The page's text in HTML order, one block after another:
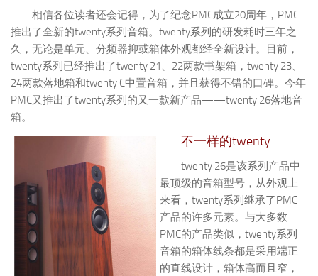
相信各位读者还会记得，为了纪念PMC成立20周年，PMC
推出了全新的twenty系列音箱。twenty系列的研发耗时三年之
久，无论是单元、分频器抑或箱体外观都经全新设计。目前，
twenty系列已经推出了twenty 21、22两款书架箱，twenty 23、
24两款落地箱和twenty C中置音箱，并且获得不错的口碑。今年
PMC又推出了twenty系列的又一款新产品——twenty 26落地音
箱。
不一样的twenty
twenty 26是该系列产品中
最顶级的音箱型号，从外观上
来看，twenty系列继承了PMC
产品的许多元素。与大多数
PMC的产品类似，twenty系列
音箱的箱体线条都是采用端正
的直线设计，箱体高而且窄，